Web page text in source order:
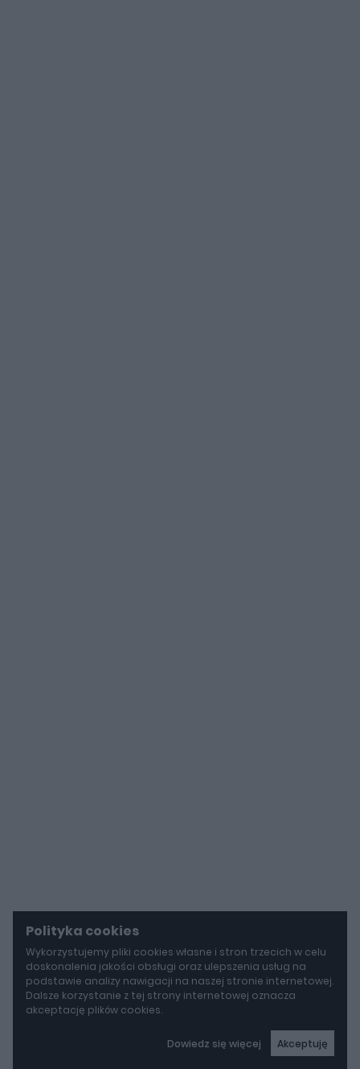
Polityka cookies
Wykorzystujemy pliki cookies własne i stron trzecich w celu
doskonalenia jakości obsługi oraz ulepszenia usług na
podstawie analizy nawigacji na naszej stronie internetowej.
Dalsze korzystanie z tej strony internetowej oznacza
akceptację plików cookies.
Dowiedz się więcej Akceptuję